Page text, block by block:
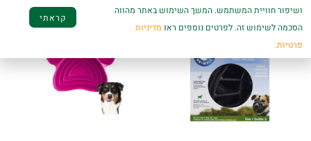
ושיפור חוויית המשתמש. המשך השימוש באתר מהווה
הסכמה לשימוש זה. לפרטים נוספים ראו מדיניות
פרטיות.
קראתי